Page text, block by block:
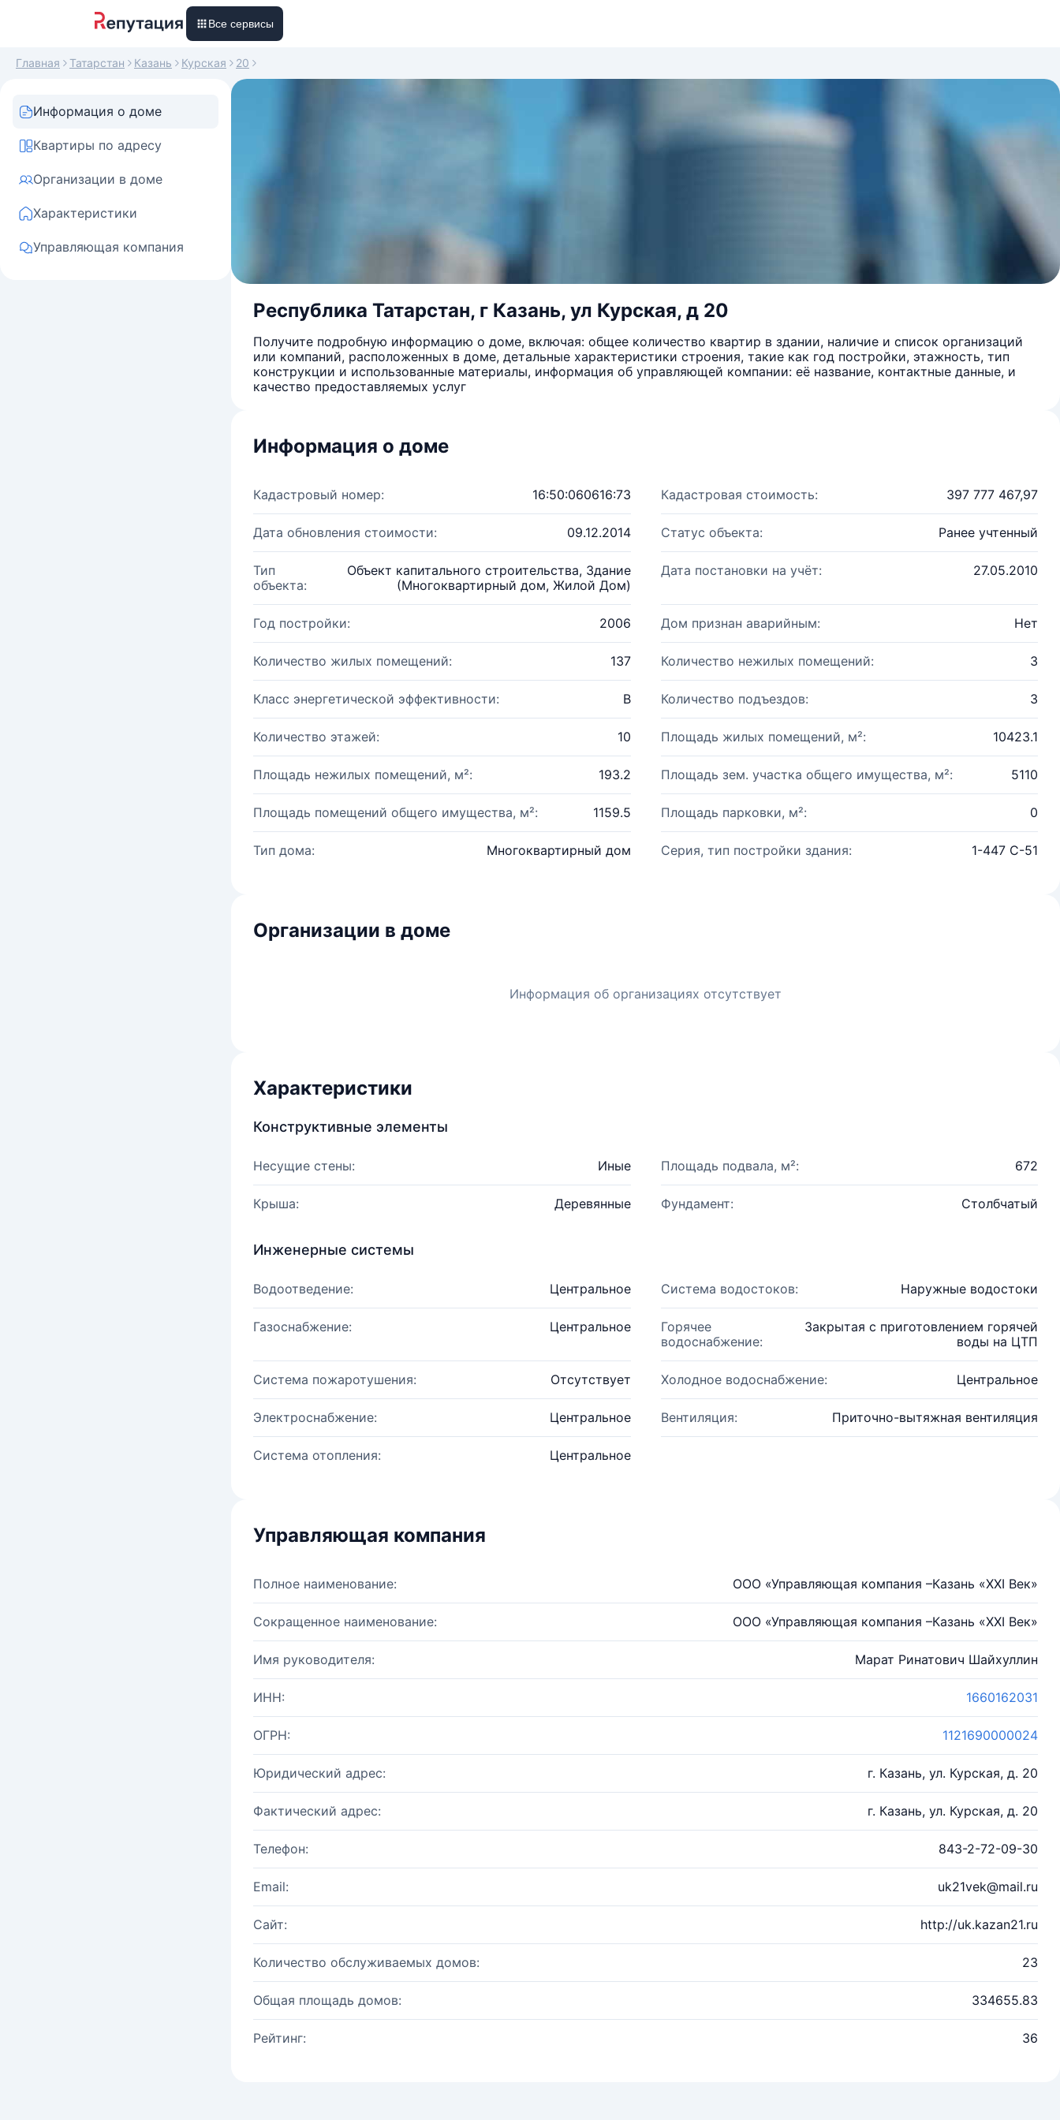
Все сервисы
Главная Татарстан Казань Курская 20
Информация о доме
Квартиры по адресу
Организации в доме
Характеристики
Управляющая компания
Республика Татарстан, г Казань, ул Курская, д 20
Получите подробную информацию о доме, включая: общее количество квартир в здании, наличие и список организаций
или компаний, расположенных в доме, детальные характеристики строения, такие как год постройки, этажность, тип
конструкции и использованные материалы, информация об управляющей компании: её название, контактные данные, и
качество предоставляемых услуг
Информация о доме
Кадастровый номер: 16:50:060616:73 Кадастровая стоимость: 397 777 467,97
Дата обновления стоимости: 09.12.2014 Статус объекта: Ранее учтенный
Тип
объекта:
Объект капитального строительства, Здание
(Многоквартирный дом, Жилой Дом)
Дата постановки на учёт: 27.05.2010
Год постройки: 2006 Дом признан аварийным: Нет
Количество жилых помещений: 137 Количество нежилых помещений: 3
Класс энергетической эффективности: B Количество подъездов: 3
Количество этажей: 10 Площадь жилых помещений, м²: 10423.1
Площадь нежилых помещений, м²: 193.2 Площадь зем. участка общего имущества, м²: 5110
Площадь помещений общего имущества, м²: 1159.5 Площадь парковки, м²: 0
Тип дома: Многоквартирный дом Серия, тип постройки здания: 1-447 С-51
Организации в доме
Информация об организациях отсутствует
Характеристики
Конструктивные элементы
Несущие стены: Иные Площадь подвала, м²: 672
Крыша: Деревянные Фундамент: Столбчатый
Инженерные системы
Водоотведение: Центральное Система водостоков: Наружные водостоки
Газоснабжение: Центральное
Горячее
водоснабжение:
Закрытая с приготовлением горячей
воды на ЦТП
Система пожаротушения: Отсутствует Холодное водоснабжение: Центральное
Электроснабжение: Центральное Вентиляция: Приточно-вытяжная вентиляция
Система отопления: Центральное
Управляющая компания
Полное наименование: ООО «Управляющая компания –Казань «XXI Век»
Сокращенное наименование: ООО «Управляющая компания –Казань «XXI Век»
Имя руководителя: Марат Ринатович Шайхуллин
ИНН: 1660162031
ОГРН: 1121690000024
Юридический адрес: г. Казань, ул. Курская, д. 20
Фактический адрес: г. Казань, ул. Курская, д. 20
Телефон: 843-2-72-09-30
Email: uk21vek@mail.ru
Сайт: http://uk.kazan21.ru
Количество обслуживаемых домов: 23
Общая площадь домов: 334655.83
Рейтинг: 36